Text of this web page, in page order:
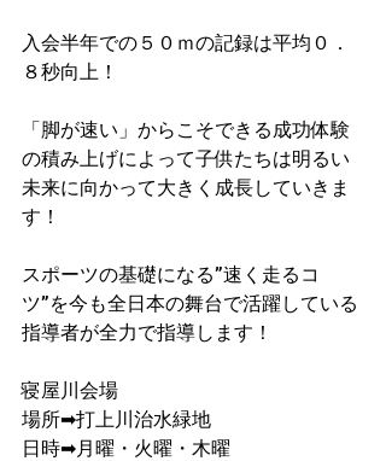
入会半年での５０ｍの記録は平均０．
８秒向上！​
「脚が速い」からこそできる成功体験
の積み上げによって子供たちは明るい
未来に向かって大きく成長していきま
す！
スポーツの基礎になる”速く走るコ
ツ”を今も全日本の舞台で活躍している
指導者が​全力で指導します！
寝屋川会場
​場所➡打上川治水緑地
日時➡月曜・火曜・木曜